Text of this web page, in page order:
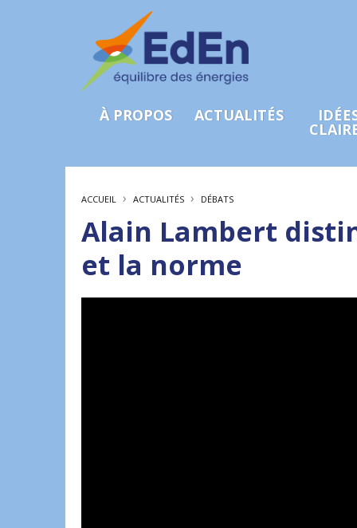
À PROPOS ACTUALITÉS
ACCUEIL › ACTUALITÉS › DÉBATS
Alain Lambert
et la norme